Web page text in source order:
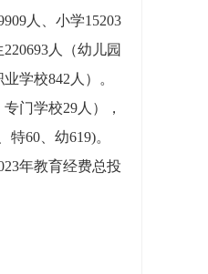
人、小学15203
人（幼儿园
学校842人）。
门学校29人），
特60、幼619)。
年教育经费总投